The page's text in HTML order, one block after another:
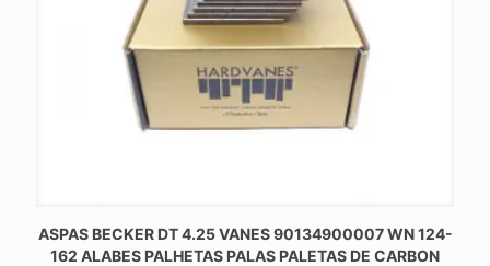
ASPAS BECKER DT 4.25 VANES 90134900007 WN 124-
162 ALABES PALHETAS PALAS PALETAS DE CARBON